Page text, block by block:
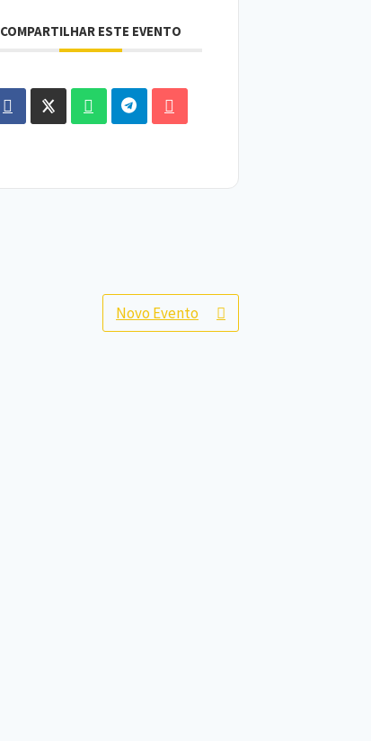
COMPARTILHAR ESTE EVENTO
Novo Evento